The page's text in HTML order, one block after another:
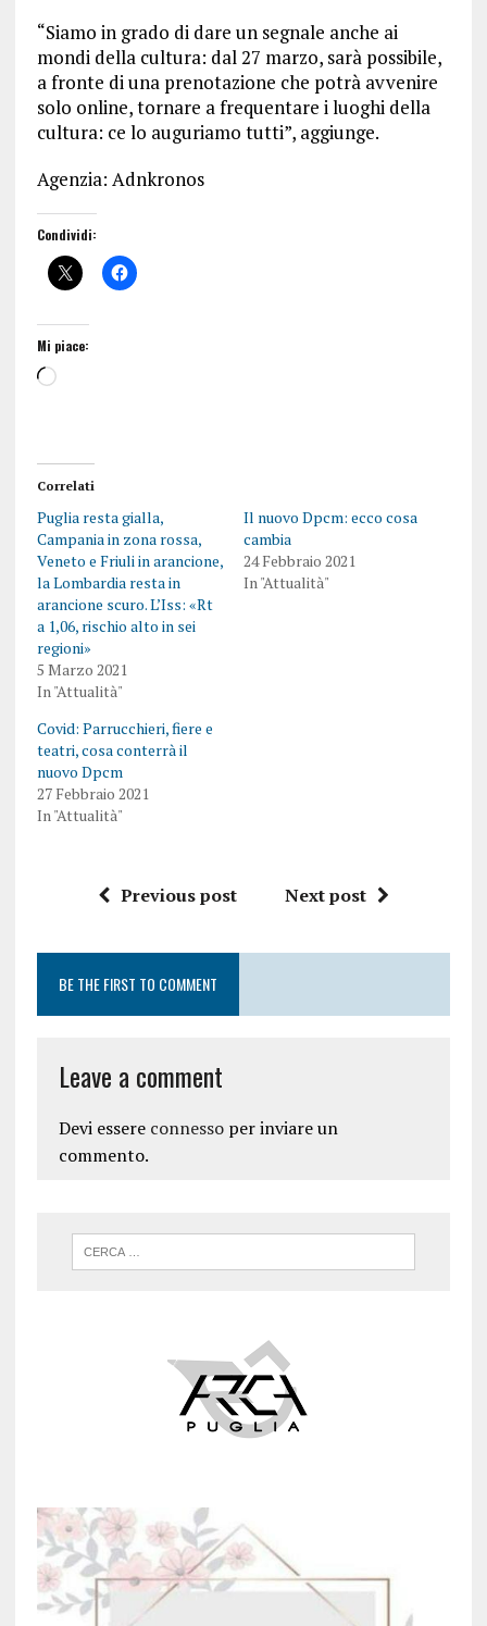
“Siamo in grado di dare un segnale anche ai
mondi della cultura: dal 27 marzo, sarà possibile,
a fronte di una prenotazione che potrà avvenire
solo online, tornare a frequentare i luoghi della
cultura: ce lo auguriamo tutti”, aggiunge.
Agenzia: Adnkronos
Condividi:
Mi piace:
Correlati
Puglia resta gialla,
Campania in zona rossa,
Veneto e Friuli in arancione,
la Lombardia resta in
arancione scuro. L’Iss: «Rt
a 1,06, rischio alto in sei
regioni»
5 Marzo 2021
In "Attualità"
Il nuovo Dpcm: ecco cosa
cambia
24 Febbraio 2021
In "Attualità"
Covid: Parrucchieri, fiere e
teatri, cosa conterrà il
nuovo Dpcm
27 Febbraio 2021
In "Attualità"
Previous post Next post
BE THE FIRST TO COMMENT
Leave a comment
Devi essere connessoper inviare un
commento.